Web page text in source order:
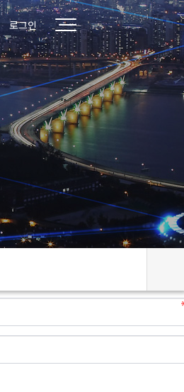
로그인